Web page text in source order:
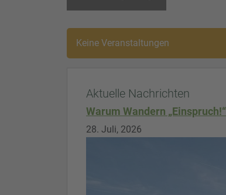
Keine Veranstaltungen
Aktuelle Nachrichten
Warum Wandern
28. Juli, 2026